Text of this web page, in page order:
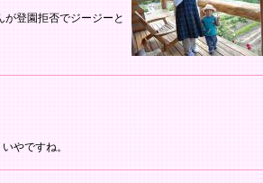
が登園拒否でジージーと
やですね。